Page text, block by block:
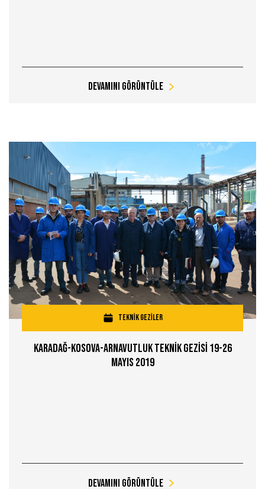
Devamını Görüntüle
TEKNİK GEZİLER
Karadağ-Kosova-Arnavutluk Teknİk Gezİsİ 19-26
Mayıs 2019
Devamını Görüntüle